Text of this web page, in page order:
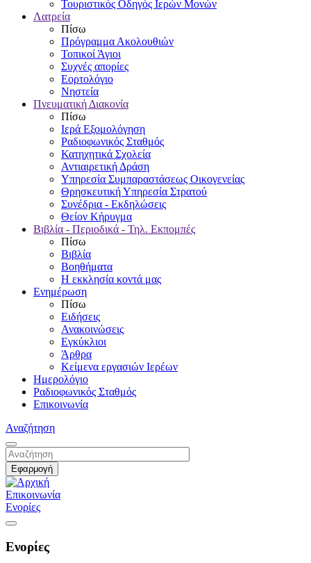
Τουριστικός Οδηγός Ιερών Μονών
Λατρεία
Πίσω
Πρόγραμμα Ακολουθιών
Τοπικοί Άγιοι
Συχνές απορίες
Εορτολόγιο
Νηστεία
Πνευματική Διακονία
Πίσω
Ιερά Εξομολόγηση
Ραδιοφωνικός Σταθμός
Κατηχητικά Σχολεία
Αντιαιρετική Δράση
Υπηρεσία Συμπαραστάσεως Οικογενείας
Θρησκευτική Υπηρεσία Στρατού
Συνέδρια - Εκδηλώσεις
Θείον Κήρυγμα
Βιβλία - Περιοδικά - Τηλ. Εκπομπές
Πίσω
Βιβλία
Βοηθήματα
Η εκκλησία κοντά μας
Ενημέρωση
Πίσω
Ειδήσεις
Ανακοινώσεις
Εγκύκλιοι
Άρθρα
Κείμενα εργασιών Ιερέων
Ημερολόγιο
Ραδιοφωνικός Σταθμός
Επικοινωνία
Αναζήτηση
Επικοινωνία
Ενορίες
Ενορίες